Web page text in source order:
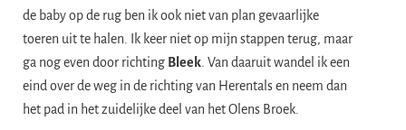
de baby op de rug ben ik ook niet van plan gevaarlijke
toeren uit te halen. Ik keer niet op mijn stappen terug, maar
ga nog even door richting Bleek . Van daaruit wandel ik een
eind over de weg in de richting van Herentals en neem dan
het pad in het zuidelijke deel van het Olens Broek.